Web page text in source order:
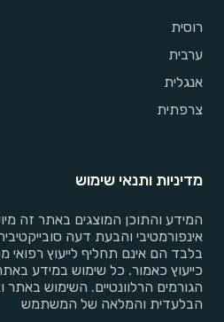
רוסית
ערבית
אנגלית
צרפתית
מדיניות ותנאי שימוש
המידע והתוכן המוצגים באתר זה
אינפורמטיבי והבעת דעה
בלבד הם אינם תחליף לייעוץ רפואי
כייעוץ כאמור. כל שימוש במידע
הגורמים הרלוונטיים. השימוש באתר
הבלעדית והמלאה של המשתמש